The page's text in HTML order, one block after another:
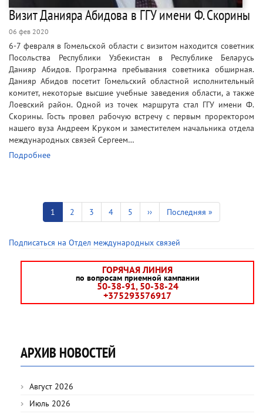
Визит Данияра Абидова в ГГУ имени Ф. Скорины
06 фев 2020
6-7 февраля в Гомельской области с визитом находится советник
Посольства Республики Узбекистан в Республике Беларусь
Данияр Абидов. Программа пребывания советника обширная.
Данияр Абидов посетит Гомельский областной исполнительный
комитет, некоторые высшие учебные заведения области, а также
Лоевский район. Одной из точек маршрута стал ГГУ имени Ф.
Скорины. Гость провел рабочую встречу с первым проректором
нашего вуза Андреем Круком и заместителем начальника отдела
международных связей Сергеем…
Подробнее
Нумерация
Текущая
страница
1 Страница
2 Страница
3 Страница
4 Страница
5
Следующая
страница
››
Последняя
страница
Последняя »
Подписаться на Отдел международных связей
ГОРЯЧАЯ ЛИНИЯ
по вопросам приемной кампании
50-38-91, 50-38-24
+375293576917
АРХИВ НОВОСТЕЙ
Август 2026
Июль 2026